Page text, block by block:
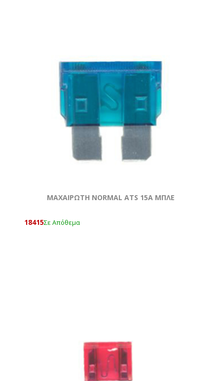
ΜΑΧΑΙΡΩΤΗ NORMAL ATS 15A ΜΠΛΕ
18415Σε Απόθεμα